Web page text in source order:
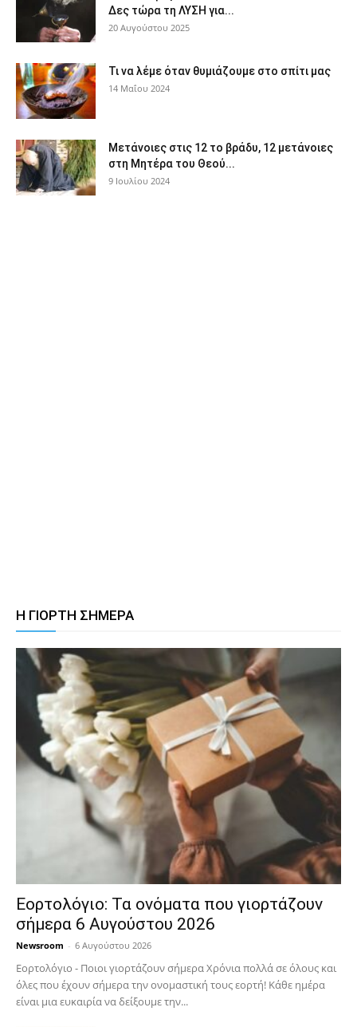
Δες τώρα τη ΛΥΣΗ για...
20 Αυγούστου 2025
Τι να λέμε όταν θυμιάζουμε στο σπίτι μας
14 Μαΐου 2024
Μετάνοιες στις 12 το βράδυ, 12 μετάνοιες
στη Μητέρα του Θεού...
9 Ιουλίου 2024
Η ΓΙΟΡΤΗ ΣΗΜΕΡΑ
Εορτολόγιο: Τα ονόματα που γιορτάζουν
σήμερα 6 Αυγούστου 2026
Newsroom - 6 Αυγούστου 2026
Εορτολόγιο - Ποιοι γιορτάζουν σήμερα Χρόνια πολλά σε όλους και
όλες που έχουν σήμερα την ονομαστική τους εορτή! Κάθε ημέρα
είναι μια ευκαιρία να δείξουμε την...